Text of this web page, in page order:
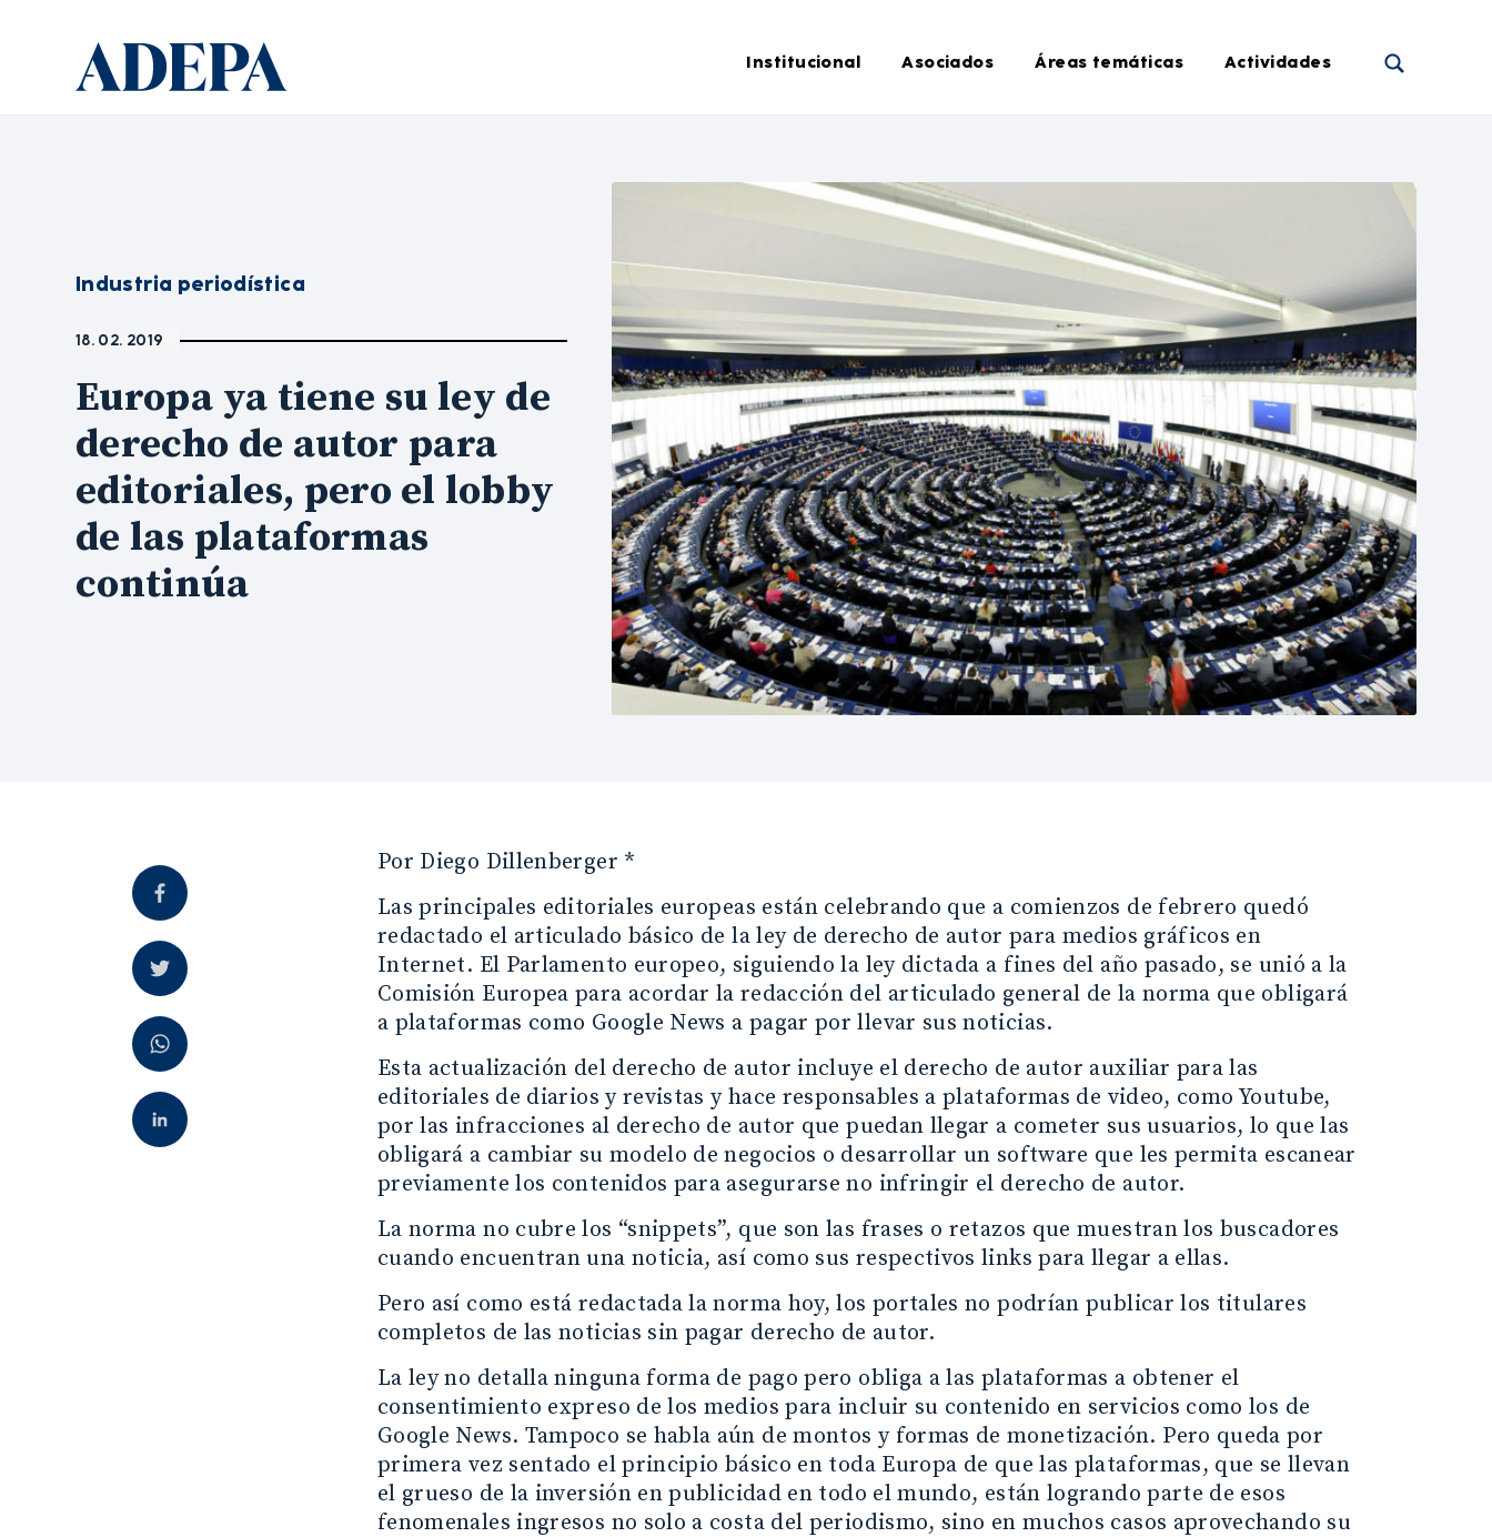
Institucional Asociados Áreas temáticas Actividades
Industria periodística
18. 02. 2019
Europa ya tiene su ley de
derecho de autor para
editoriales, pero el lobby
de las plataformas
continúa
Por Diego Dillenberger *
Las principales editoriales europeas están celebrando que a comienzos de febrero quedó
redactado el articulado básico de la ley de derecho de autor para medios gráficos en
Internet. El Parlamento europeo, siguiendo la ley dictada a fines del año pasado, se unió a la
Comisión Europea para acordar la redacción del articulado general de la norma que obligará
a plataformas como Google News a pagar por llevar sus noticias.
Esta actualización del derecho de autor incluye el derecho de autor auxiliar para las
editoriales de diarios y revistas y hace responsables a plataformas de video, como Youtube,
por las infracciones al derecho de autor que puedan llegar a cometer sus usuarios, lo que las
obligará a cambiar su modelo de negocios o desarrollar un software que les permita escanear
previamente los contenidos para asegurarse no infringir el derecho de autor.
La norma no cubre los “snippets”, que son las frases o retazos que muestran los buscadores
cuando encuentran una noticia, así como sus respectivos links para llegar a ellas.
Pero así como está redactada la norma hoy, los portales no podrían publicar los titulares
completos de las noticias sin pagar derecho de autor.
La ley no detalla ninguna forma de pago pero obliga a las plataformas a obtener el
consentimiento expreso de los medios para incluir su contenido en servicios como los de
Google News. Tampoco se habla aún de montos y formas de monetización. Pero queda por
primera vez sentado el principio básico en toda Europa de que las plataformas, que se llevan
el grueso de la inversión en publicidad en todo el mundo, están logrando parte de esos
fenomenales ingresos no solo a costa del periodismo, sino en muchos casos aprovechando su